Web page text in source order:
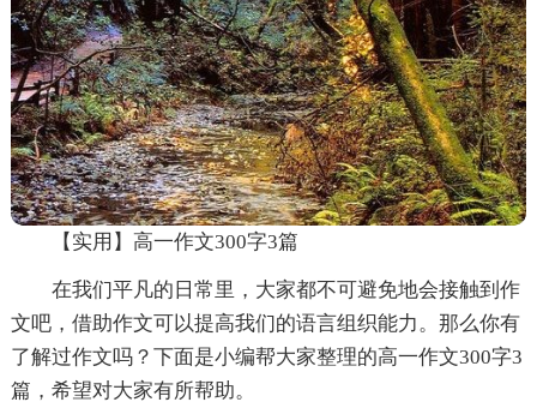
【实用】高一作文300字3篇
在我们平凡的日常里，大家都不可避免地会接触到作
文吧，借助作文可以提高我们的语言组织能力。那么你有
了解过作文吗？下面是小编帮大家整理的高一作文300字3
篇，希望对大家有所帮助。